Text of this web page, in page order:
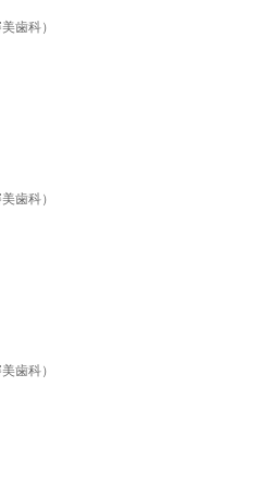
歯科）
歯科）
歯科）